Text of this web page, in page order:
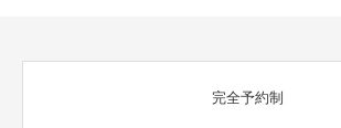
完全予約制